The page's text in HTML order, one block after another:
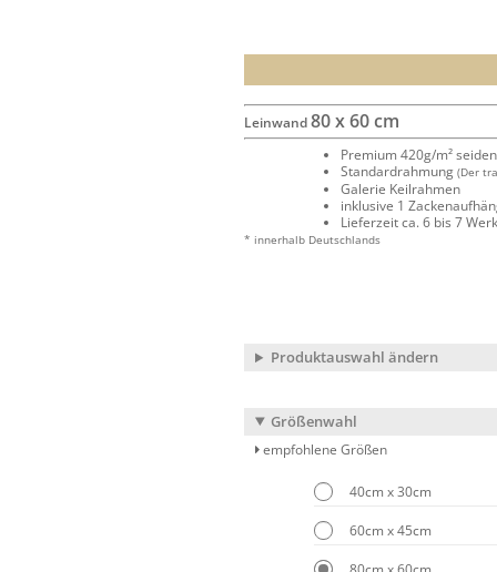
Leinwand80 x 60 cm
Premium 420g/m²
Standardrahmung (Der
Galerie Keilrahmen
inklusive 1
Lieferzeit ca. 6 bis 7
* innerhalb Deutschlands
Produktauswahl ändern
Größenwahl
empfohlene Größen
40cm x 30cm
60cm x 45cm